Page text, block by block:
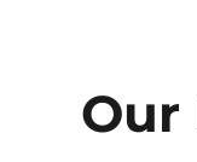
Our